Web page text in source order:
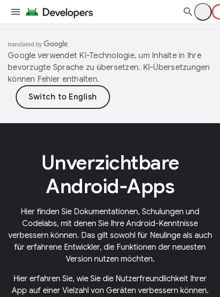
Google verwendet KI-Technologie, um Inhalte in Ihre
bevorzugte Sprache zu übersetzen. KI-Übersetzungen
können Fehler enthalten.
Unverzichtbare
Android-Apps
Hier finden Sie Dokumentationen, Schulungen und
Codelabs, mit denen Sie Ihre Android-Kenntnisse
verbessern können. Das gilt sowohl für Neulinge als auch
für erfahrene Entwickler, die Funktionen der neuesten
Version nutzen möchten.
Hier erfahren Sie, wie Sie die Nutzerfreundlichkeit Ihrer
App auf einer Vielzahl von Geräten verbessern können.